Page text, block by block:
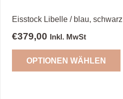
Eisstock Libelle / blau, schwarz
€379,00 Inkl. MwSt
OPTIONEN WÄHLEN